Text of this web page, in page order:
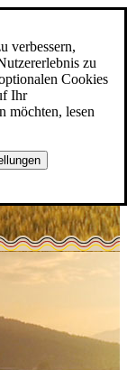
verbessern,
zu
Cookies
Ihr
möchten, lesen